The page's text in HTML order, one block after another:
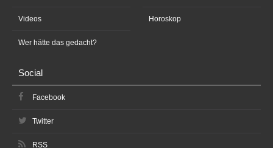
Videos
Wer hätte das gedacht?
Horoskop
Social
Facebook
Twitter
RSS